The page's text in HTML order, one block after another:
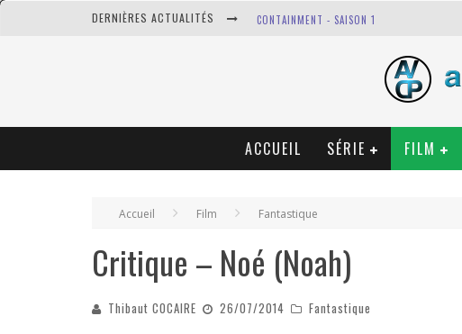
DERNIÈRES ACTUALITÉS CONTAINMENT - SAISON 1
CRITIQUE - LE BGG (LE BON GROS GÉANT)
JEU-CONCOURS TONI ERDMANN - DES
ACCUEIL SÉRIE FILM
Accueil Film Fantastique
Critique – Noé (Noah)
Thibaut COCAIRE 26/07/2014 Fantastique